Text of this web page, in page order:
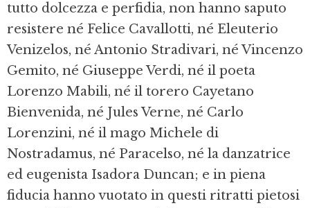
tutto dolcezza e perfidia, non hanno saputo
resistere né Felice Cavallotti, né Eleuterio
Venizelos, né Antonio Stradivari, né Vincenzo
Gemito, né Giuseppe Verdi, né il poeta
Lorenzo Mabili, né il torero Cayetano
Bienvenida, né Jules Verne, né Carlo
Lorenzini, né il mago Michele di
Nostradamus, né Paracelso, né la danzatrice
ed eugenista Isadora Duncan; e in piena
fiducia hanno vuotato in questi ritratti pietosi